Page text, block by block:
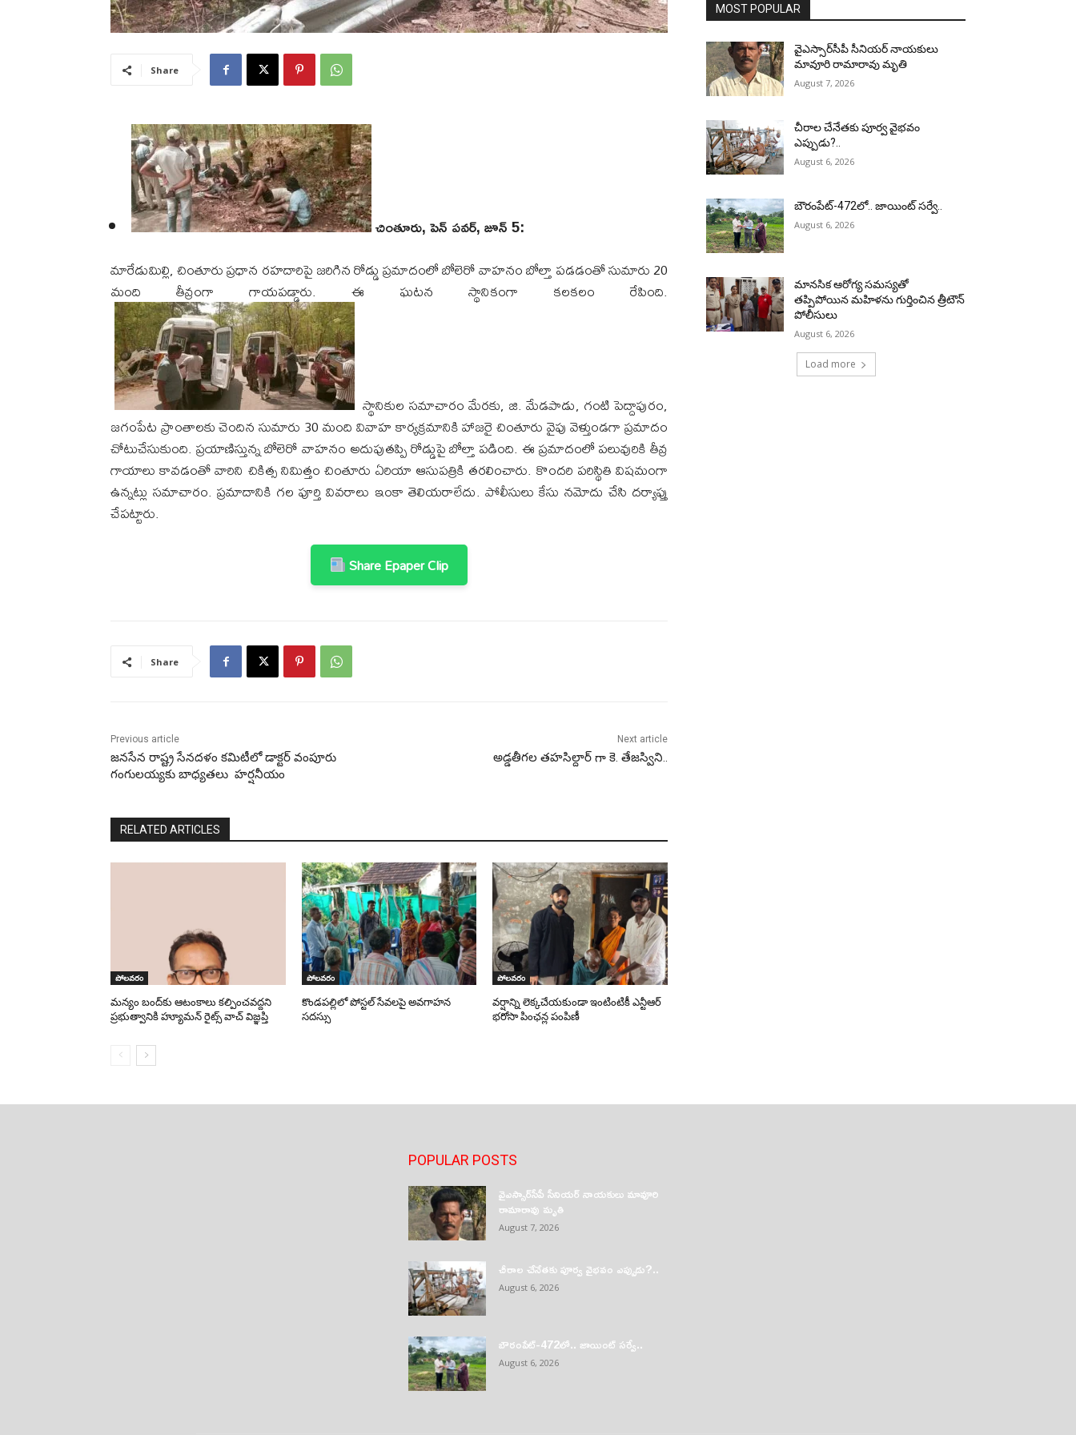
Share
చింతూరు, పెన్ పవర్, జూన్ 5:
మారేడుమిల్లి, చింతూరు ప్రధాన రహదారిపై జరిగిన రోడ్డు ప్రమాదంలో బోలెరో వాహనం బోల్తా పడడంతో సుమారు 20
మంది తీవ్రంగా గాయపడ్డారు. ఈ ఘటన స్థానికంగా కలకలం రేపింది.
స్థానికుల సమాచారం మేరకు, జి. మేడపాడు, గంటి పెద్దాపురం,
జగంపేట ప్రాంతాలకు చెందిన సుమారు 30 మంది వివాహ కార్యక్రమానికి హాజరై చింతూరు వైపు వెళ్తుండగా ప్రమాదం
చోటుచేసుకుంది. ప్రయాణిస్తున్న బోలెరో వాహనం అదుపుతప్పి రోడ్డుపై బోల్తా పడింది. ఈ ప్రమాదంలో పలువురికి తీవ్ర
గాయాలు కావడంతో వారిని చికిత్స నిమిత్తం చింతూరు ఏరియా ఆసుపత్రికి తరలించారు. కొందరి పరిస్థితి విషమంగా
ఉన్నట్లు సమాచారం. ప్రమాదానికి గల పూర్తి వివరాలు ఇంకా తెలియరాలేదు. పోలీసులు కేసు నమోదు చేసి దర్యాప్తు
చేపట్టారు.
Share Epaper Clip
Share
Previous article
జనసేన రాష్ట్ర సేనదళం కమిటీలో డాక్టర్ వంపూరు
గంగులయ్యకు బాధ్యతలు హర్షనీయం
Next article
అడ్డతీగల తహసిల్దార్ గా కె. తేజస్విని..
RELATED ARTICLES
పోలవరం
మన్యం బంద్‌కు ఆటంకాలు కల్పించవద్దని
ప్రభుత్వానికి హ్యూమన్ రైట్స్ వాచ్ విజ్ఞప్తి
పోలవరం
కొండపల్లిలో పోస్టల్ సేవలపై అవగాహన
సదస్సు
పోలవరం
వర్షాన్ని లెక్కచేయకుండా ఇంటింటికీ ఎన్టీఆర్
భరోసా పింఛన్ల పంపిణీ
MOST POPULAR
వైఎస్సార్‌సీపీ సీనియర్ నాయకులు
మావూరి రామారావు మృతి
August 7, 2026
చీరాల చేనేతకు పూర్వ వైభవం
ఎప్పుడు?..
August 6, 2026
బౌరంపేట్-472లో.. జాయింట్ సర్వే..
August 6, 2026
మానసిక ఆరోగ్య సమస్యతో
తప్పిపోయిన మహిళను గుర్తించిన త్రీటౌన్
పోలీసులు
August 6, 2026
Load more
POPULAR POSTS
వైఎస్సార్‌సీపీ సీనియర్ నాయకులు మావూరి
రామారావు మృతి
August 7, 2026
చీరాల చేనేతకు పూర్వ వైభవం ఎప్పుడు?..
August 6, 2026
బౌరంపేట్-472లో.. జాయింట్ సర్వే..
August 6, 2026